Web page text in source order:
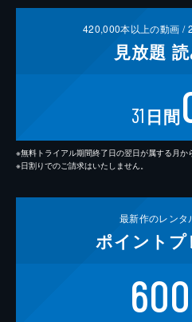
420,000本以上の動画 /
見放題
31 日間
※無料トライアル期間終了日の翌日が属する月か
※日割りでのご請求はいたしません。
最新作のレンタ
ポイント プ
600